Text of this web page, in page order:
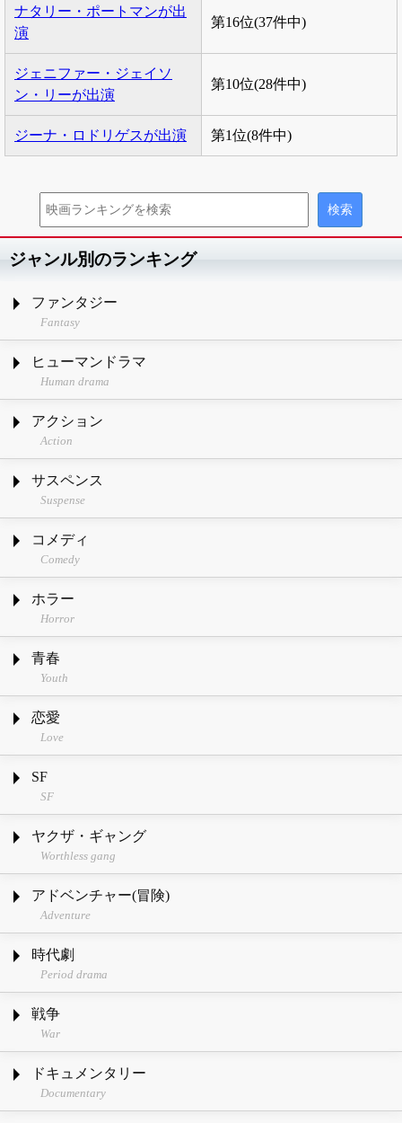
ナタリー・ポートマンが出
演
第16位(37件中)
ジェニファー・ジェイソ
ン・リーが出演
第10位(28件中)
ジーナ・ロドリゲスが出演 第1位(8件中)
ジャンル別のランキング
ファンタジー
Fantasy
ヒューマンドラマ
Human drama
アクション
Action
サスペンス
Suspense
コメディ
Comedy
ホラー
Horror
青春
Youth
恋愛
Love
SF
SF
ヤクザ・ギャング
Worthless gang
アドベンチャー(冒険)
Adventure
時代劇
Period drama
戦争
War
ドキュメンタリー
Documentary